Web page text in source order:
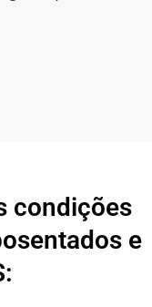
condições
e